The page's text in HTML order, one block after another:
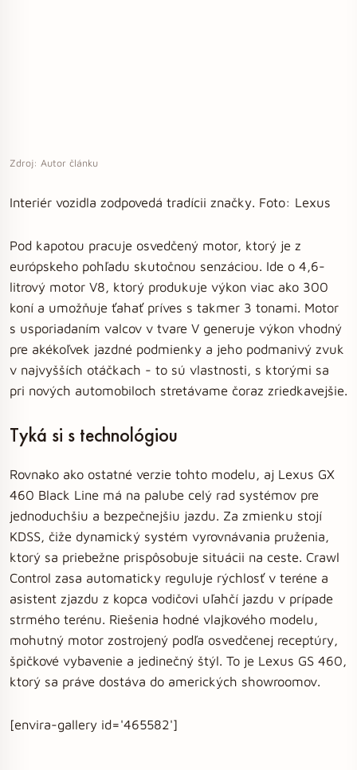
Zdroj: Autor článku
Interiér vozidla zodpovedá tradícii značky. Foto: Lexus
Pod kapotou pracuje osvedčený motor, ktorý je z
európskeho pohľadu skutočnou senzáciou. Ide o 4,6-
litrový motor V8, ktorý produkuje výkon viac ako 300
koní a umožňuje ťahať príves s takmer 3 tonami. Motor
s usporiadaním valcov v tvare V generuje výkon vhodný
pre akékoľvek jazdné podmienky a jeho podmanivý zvuk
v najvyšších otáčkach - to sú vlastnosti, s ktorými sa
pri nových automobiloch stretávame čoraz zriedkavejšie.
Tyká si s technológiou
Rovnako ako ostatné verzie tohto modelu, aj Lexus GX
460 Black Line má na palube celý rad systémov pre
jednoduchšiu a bezpečnejšiu jazdu. Za zmienku stojí
KDSS, čiže dynamický systém vyrovnávania pruženia,
ktorý sa priebežne prispôsobuje situácii na ceste. Crawl
Control zasa automaticky reguluje rýchlosť v teréne a
asistent zjazdu z kopca vodičovi uľahčí jazdu v prípade
strmého terénu. Riešenia hodné vlajkového modelu,
mohutný motor zostrojený podľa osvedčenej receptúry,
špičkové vybavenie a jedinečný štýl. To je Lexus GS 460,
ktorý sa práve dostáva do amerických showroomov.
[envira-gallery id='465582']